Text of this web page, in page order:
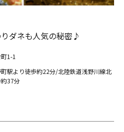
ダネも人気の秘密♪
1-1
駅より徒歩約22分/北陸鉄道浅野川線北
37分